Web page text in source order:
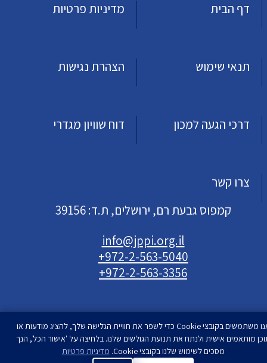
דף הבית
מדיניות פרטיות
תנאי שימוש הצהרת נגישות
דרכי הגעה למכון דוח שוויון מגדרי
צרו קשר
קמפוס גבעת רם, ירושלים, ת.ד: 39156
info@jppi.org.il
+972-2-563-5040
+972-2-563-3356
עיצוב ופיתוחסטודיו רימון| המכון למדיניות העם
אנו משתמשים בקובצי Cookie כדי לשפר את חוויית הגלישה שלך, להציג מודעות או
מותאמים אישית ולנתח את תנועת הגולשים שלנו. בלחיצה על 'אישור הכל', הנך
מסכים לשימוש שלנו בקובצי Cookie.
מדיניות פרטיות